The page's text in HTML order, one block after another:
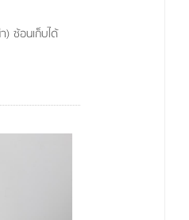
) ซ้อนเก็บได้